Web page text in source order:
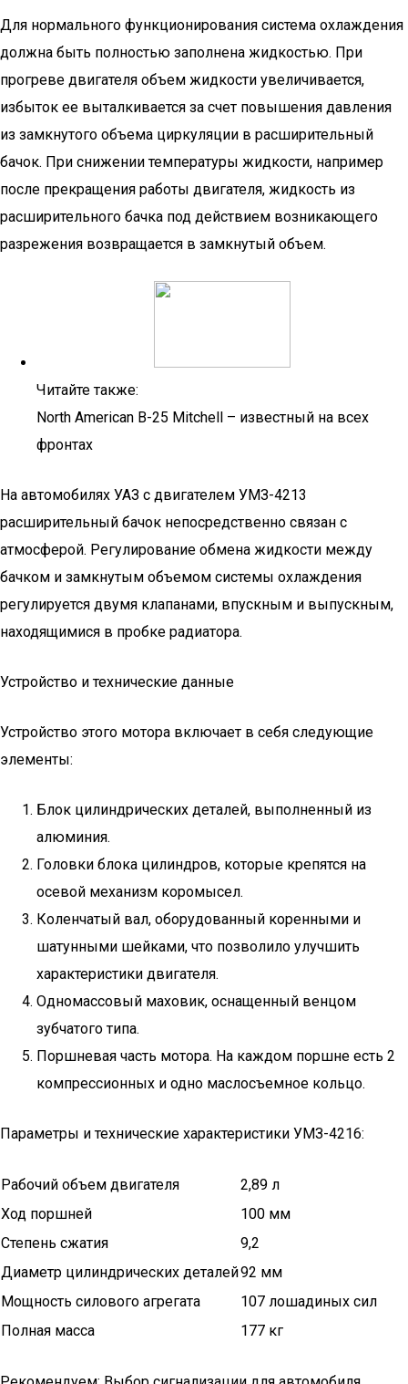
Для нормального функционирования система охлаждения
должна быть полностью заполнена жидкостью. При
прогреве двигателя объем жидкости увеличивается,
избыток ее выталкивается за счет повышения давления
из замкнутого объема циркуляции в расширительный
бачок. При снижении температуры жидкости, например
после прекращения работы двигателя, жидкость из
расширительного бачка под действием возникающего
разрежения возвращается в замкнутый объем.
Читайте также:
North American B-25 Mitchell – известный на всех
фронтах
На автомобилях УАЗ с двигателем УМЗ-4213
расширительный бачок непосредственно связан с
атмосферой. Регулирование обмена жидкости между
бачком и замкнутым объемом системы охлаждения
регулируется двумя клапанами, впускным и выпускным,
находящимися в пробке радиатора.
Устройство и технические данные
Устройство этого мотора включает в себя следующие
элементы:
Блок цилиндрических деталей, выполненный из
алюминия.
Головки блока цилиндров, которые крепятся на
осевой механизм коромысел.
Коленчатый вал, оборудованный коренными и
шатунными шейками, что позволило улучшить
характеристики двигателя.
Одномассовый маховик, оснащенный венцом
зубчатого типа.
Поршневая часть мотора. На каждом поршне есть 2
компрессионных и одно маслосъемное кольцо.
Параметры и технические характеристики УМЗ-4216:
Рабочий объем двигателя
2,89 л
Ход поршней
100 мм
Степень сжатия
9,2
Диаметр цилиндрических деталей92 мм
Мощность силового агрегата
107 лошадиных сил
Полная масса
177 кг